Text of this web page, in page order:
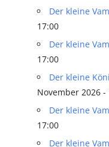
Der kleine
17:00
Der kleine
17:00
Der kleine
November 2026 -
Der kleine
17:00
Der kleine